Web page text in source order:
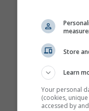
Store
Learn
Your personal
(cookies,
accessed by